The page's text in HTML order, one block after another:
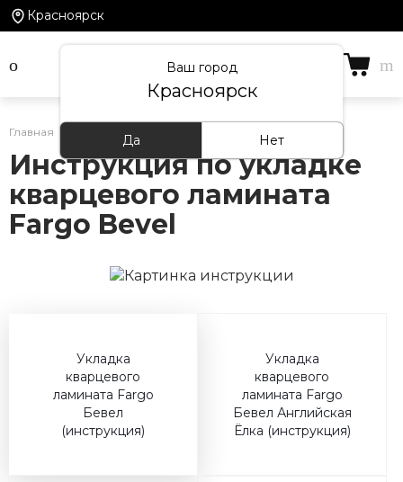
Красноярск
Ваш город
Красноярск
Да Нет
Главная Информация Инструкции по укладке
Инструкция по укладке
кварцевого ламината
Fargo Bevel
Укладка
кварцевого
ламината Fargo
Бевел
(инструкция)
Укладка
кварцевого
ламината Fargo
Бевел Английская
Ёлка (инструкция)